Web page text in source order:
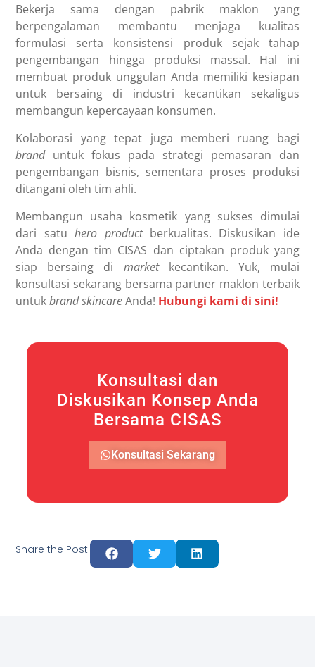
Bekerja sama dengan pabrik maklon yang
berpengalaman membantu menjaga kualitas
formulasi serta konsistensi produk sejak tahap
pengembangan hingga produksi massal. Hal ini
membuat produk unggulan Anda memiliki kesiapan
untuk bersaing di industri kecantikan sekaligus
membangun kepercayaan konsumen.
Kolaborasi yang tepat juga memberi ruang bagi
branduntuk fokus pada strategi pemasaran dan
pengembangan bisnis, sementara proses produksi
ditangani oleh tim ahli.
Membangun usaha kosmetik yang sukses dimulai
dari satuhero product berkualitas. Diskusikan ide
Anda dengan tim CISAS dan ciptakan produk yang
siap bersaing di market kecantikan. Yuk, mulai
konsultasi sekarang bersama partner maklon terbaik
untukbrand skincareAnda! Hubungi kami di sini!
Konsultasi dan
Diskusikan Konsep Anda
Bersama CISAS
Konsultasi Sekarang
Share the Post: